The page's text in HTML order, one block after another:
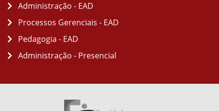
Administração - EAD
Processos Gerenciais - EAD
Pedagogia - EAD
Administração - Presencial